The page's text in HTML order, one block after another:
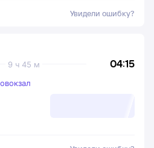
Увидели ошибку?
04:15
9 ч 45 м